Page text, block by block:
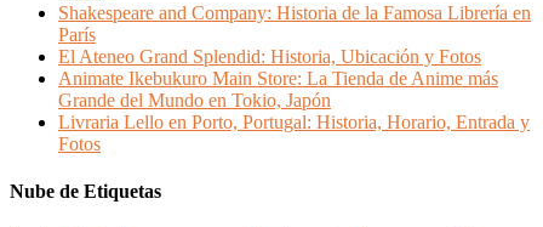
Shakespeare and Company: Historia de la Famosa Librería en
París
El Ateneo Grand Splendid: Historia, Ubicación y Fotos
Animate Ikebukuro Main Store: La Tienda de Anime más
Grande del Mundo en Tokio, Japón
Livraria Lello en Porto, Portugal: Historia, Horario, Entrada y
Fotos
Nube de Etiquetas